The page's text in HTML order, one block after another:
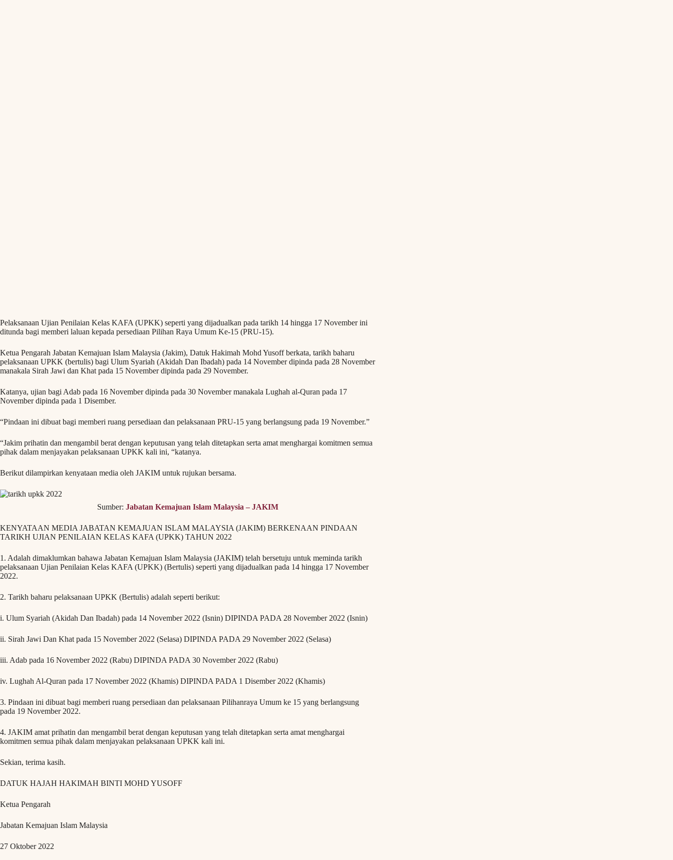
Pelaksanaan Ujian Penilaian Kelas KAFA (UPKK) seperti yang dijadualkan pada tarikh 14 hingga 17 November ini
ditunda bagi memberi laluan kepada persediaan Pilihan Raya Umum Ke-15 (PRU-15).
Ketua Pengarah Jabatan Kemajuan Islam Malaysia (Jakim), Datuk Hakimah Mohd Yusoff berkata, tarikh baharu
pelaksanaan UPKK (bertulis) bagi Ulum Syariah (Akidah Dan Ibadah) pada 14 November dipinda pada 28 November
manakala Sirah Jawi dan Khat pada 15 November dipinda pada 29 November.
Katanya, ujian bagi Adab pada 16 November dipinda pada 30 November manakala Lughah al-Quran pada 17
November dipinda pada 1 Disember.
“Pindaan ini dibuat bagi memberi ruang persediaan dan pelaksanaan PRU-15 yang berlangsung pada 19 November.”
“Jakim prihatin dan mengambil berat dengan keputusan yang telah ditetapkan serta amat menghargai komitmen semua
pihak dalam menjayakan pelaksanaan UPKK kali ini, “katanya.
Berikut dilampirkan kenyataan media oleh JAKIM untuk rujukan bersama.
Sumber: Jabatan Kemajuan Islam Malaysia – JAKIM
KENYATAAN MEDIA JABATAN KEMAJUAN ISLAM MALAYSIA (JAKIM) BERKENAAN PINDAAN
TARIKH UJIAN PENILAIAN KELAS KAFA (UPKK) TAHUN 2022
1. Adalah dimaklumkan bahawa Jabatan Kemajuan Islam Malaysia (JAKIM) telah bersetuju untuk meminda tarikh
pelaksanaan Ujian Penilaian Kelas KAFA (UPKK) (Bertulis) seperti yang dijadualkan pada 14 hingga 17 November
2022.
2. Tarikh baharu pelaksanaan UPKK (Bertulis) adalah seperti berikut:
i. Ulum Syariah (Akidah Dan Ibadah) pada 14 November 2022 (Isnin) DIPINDA PADA 28 November 2022 (Isnin)
ii. Sirah Jawi Dan Khat pada 15 November 2022 (Selasa) DIPINDA PADA 29 November 2022 (Selasa)
iii. Adab pada 16 November 2022 (Rabu) DIPINDA PADA 30 November 2022 (Rabu)
iv. Lughah Al-Quran pada 17 November 2022 (Khamis) DIPINDA PADA 1 Disember 2022 (Khamis)
3. Pindaan ini dibuat bagi memberi ruang persediaan dan pelaksanaan Pilihanraya Umum ke 15 yang berlangsung
pada 19 November 2022.
4. JAKIM amat prihatin dan mengambil berat dengan keputusan yang telah ditetapkan serta amat menghargai
komitmen semua pihak dalam menjayakan pelaksanaan UPKK kali ini.
Sekian, terima kasih.
DATUK HAJAH HAKIMAH BINTI MOHD YUSOFF
Ketua Pengarah
Jabatan Kemajuan Islam Malaysia
27 Oktober 2022